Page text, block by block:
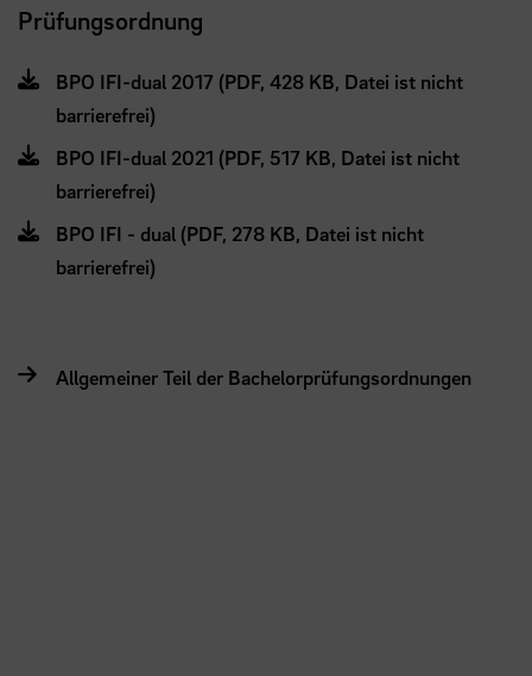
Prüfungsordnung
BPO IFI-dual 2017 (PDF, 428 KB, Datei ist nicht
barrierefrei)
BPO IFI-dual 2021 (PDF, 517 KB, Datei ist nicht
barrierefrei)
BPO IFI - dual (PDF, 278 KB, Datei ist nicht
barrierefrei)
Allgemeiner Teil der Bachelorprüfungsordnungen